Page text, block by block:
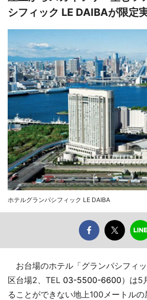
シフィック LE DAIBAが限定
ホテルグランパシフィック LE DAIBA
お台場のホテル「グランパシフィ
区台場2、TEL 03-5500-6600）は5
ることができない地上100メートル